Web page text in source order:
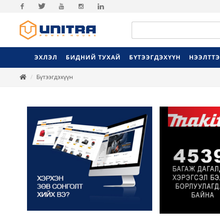
Facebook
ЭХЛЭЛ БИДНИЙ ТУХАЙ БҮТЭЭГДЭХҮҮН
Бүтээгдэхүүн